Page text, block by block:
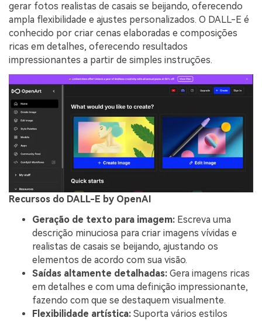
gerar fotos realistas de casais se beijando, oferecendo
ampla flexibilidade e ajustes personalizados. O DALL-E é
conhecido por criar cenas elaboradas e composições
ricas em detalhes, oferecendo resultados
impressionantes a partir de simples instruções.
Recursos do DALL-E by OpenAI
Geração de texto para imagem: Escreva uma
descrição minuciosa para criar imagens vívidas e
realistas de casais se beijando, ajustando os
elementos de acordo com sua visão.
Saídas altamente detalhadas: Gera imagens ricas
em detalhes e com uma definição impressionante,
fazendo com que se destaquem visualmente.
Flexibilidade artística: Suporta vários estilos